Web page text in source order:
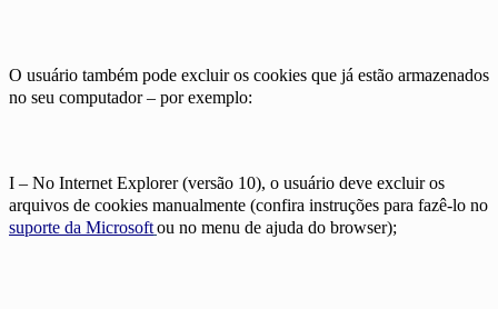
O usuário também pode excluir os cookies que já estão armazenados
no seu computador – por exemplo:
I – No Internet Explorer (versão 10), o usuário deve excluir os
arquivos de cookies manualmente (confira instruções para fazê-lo no
suporte da Microsoftou no menu de ajuda do browser);